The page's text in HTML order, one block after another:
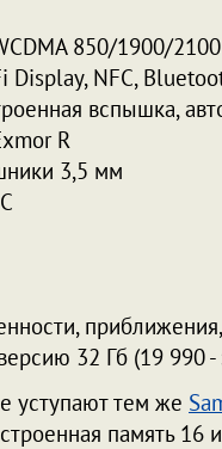
850/1900/2100
Display, NFC,
вспышка,
R
3,5 мм
32 Гб (19 990
уступают тем же
память